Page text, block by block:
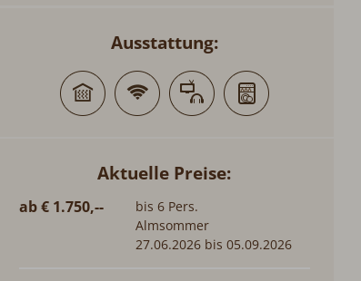
Ausstattung:
Aktuelle Preise:
ab € 1.750,--
bis 6 Pers.
Almsommer
27.06.2026 bis 05.09.2026